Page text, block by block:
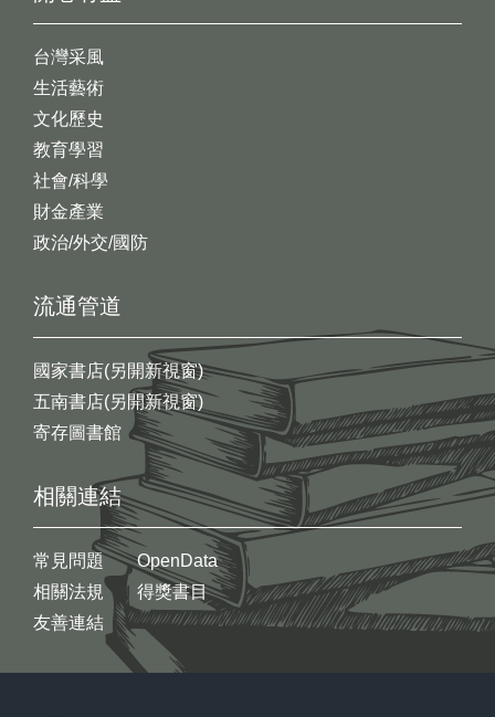
台灣采風
生活藝術
文化歷史
教育學習
社會/科學
財金產業
政治/外交/國防
流通管道
國家書店(另開新視窗)
五南書店(另開新視窗)
寄存圖書館
相關連結
常見問題
相關法規
友善連結
OpenData
得獎書目